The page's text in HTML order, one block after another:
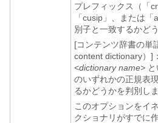
プレフィックス（「
「cusip」、または
別子と一致するかど
[コンテンツ辞書の単
content dictionary）]
<dictionary name>
のいずれかの正規表
るかどうかを判別しま
このオプションをイ
クショナリがすでに